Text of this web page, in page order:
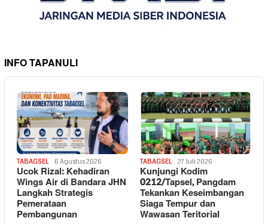
INFO TAPANULI
TABAGSEL 6 Agustus 2026
Ucok Rizal: Kehadiran
Wings Air di Bandara JHN
Langkah Strategis
Pemerataan
Pembangunan
TABAGSEL 27 Juli 2026
Kunjungi Kodim
0212/Tapsel, Pangdam
Tekankan Keseimbangan
Siaga Tempur dan
Wawasan Teritorial